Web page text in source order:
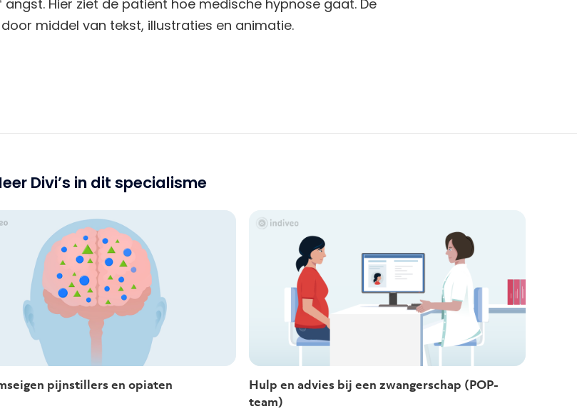
Hier ziet de patiënt hoe medische hypnose gaat. De
middel van tekst, illustraties en animatie.
Divi’s in dit specialisme
pijnstillers en opiaten
Hulp en advies bij een zwangerschap (POP-
team)